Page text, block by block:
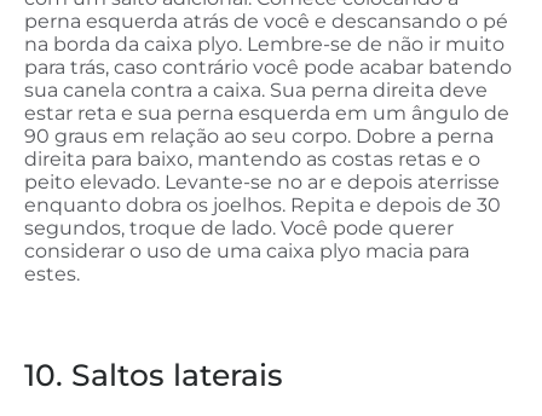
perna esquerda atrás de você e descansando o pé
na borda da caixa plyo. Lembre-se de não ir muito
para trás, caso contrário você pode acabar batendo
sua canela contra a caixa. Sua perna direita deve
estar reta e sua perna esquerda em um ângulo de
90 graus em relação ao seu corpo. Dobre a perna
direita para baixo, mantendo as costas retas e o
peito elevado. Levante-se no ar e depois aterrisse
enquanto dobra os joelhos. Repita e depois de 30
segundos, troque de lado. Você pode querer
considerar o uso de uma caixa plyo macia para
estes.
10. Saltos laterais